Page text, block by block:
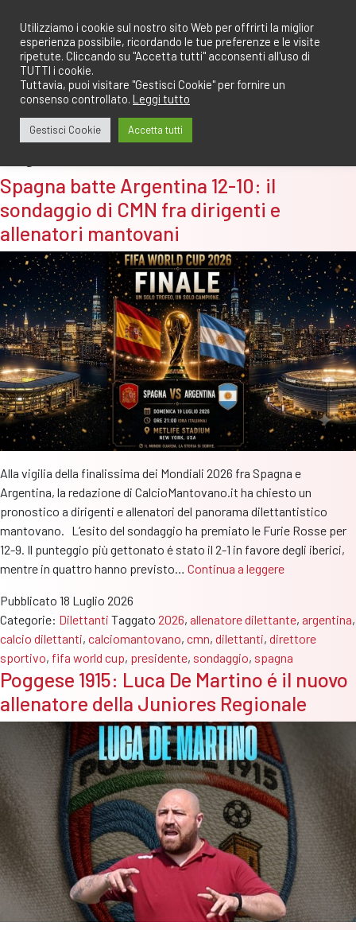
contenuto
Spagna batte Argentina 12-10: il
sondaggio di CMN fra dirigenti e
allenatori mantovani
Alla vigilia della finalissima dei Mondiali 2026 fra Spagna e
Argentina, la redazione di CalcioMantovano.it ha chiesto un
pronostico a dirigenti e allenatori del panorama dilettantistico
mantovano. L’esito del sondaggio ha premiato le Furie Rosse per
12-9. Il punteggio più gettonato é stato il 2-1 in favore degli iberici,
mentre in quattro hanno previsto… Continua a leggereSpagna
12-
10:
il
sondaggio
di
CMN
dirigenti
e
allenatori
mantovani
Pubblicato 18 Luglio 2026
Categorie: Dilettanti Taggato 2026, allenatore dilettante, argentina,
calcio dilettanti, calciomantovano, cmn, dilettanti, direttore
sportivo, fifa world cup, presidente, sondaggio, spagna
Poggese 1915: Luca De Martino é il nuovo
allenatore della Juniores Regionale
Utilizziamo i cookie sul nostro sito Web per offrirti la miglior
esperienza possibile, ricordando le tue preferenze e le visite
ripetute. Cliccando su "Accetta tutti" acconsenti all'uso di
TUTTI i cookie.
Tuttavia, puoi visitare "Gestisci Cookie" per fornire un
consenso controllato. Leggi tutto
Gestisci Cookie Accetta tutti